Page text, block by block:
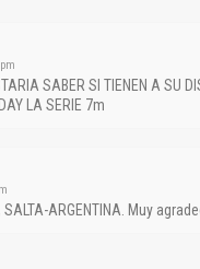
SABER SI TIENEN A SU
LA SERIE 7m
ARGENTINA. Muy